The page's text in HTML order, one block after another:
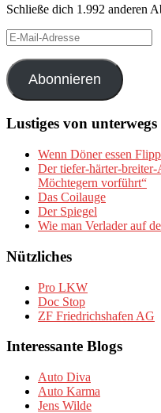
Schließe dich 1.992 anderen
E-
Mail-
Adresse
Abonnieren
Lustiges von unterwegs
Wenn Döner essen
Der tiefer-härter-
Möchtegern vorführt“
Das Coilauge
Der Spiegel
Wie man Verlader auf
Nützliches
Pro LKW
Doc Stop
ZF Friedrichshafen AG
Interessante Blogs
Auto Diva
Auto Karma
Jens Wilde